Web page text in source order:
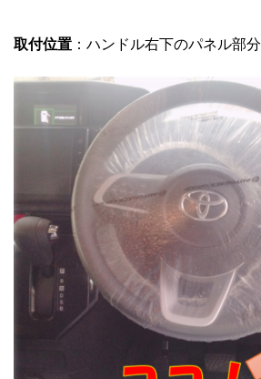
取付位置 ：ハンドル右下のパネル部分